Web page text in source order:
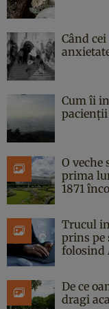
Când
Cum îi
O
prima
1871
Trucul
prins pe
folosind
De ce
dragi